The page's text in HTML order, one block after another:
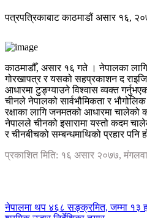
पत्रपत्रिकाबाटकाठमाडौं असार १६,
काठमाडौँ, असार १६ गते । नेपालका
गोरखापत्र र यसको सहप्रकाशन द
आधारमा टुङ्ग्याउने विश्वास व्यक्त
चीनले नेपालको सार्वभौमिकता र
रक्षाका लागि जनमतको आधारमा चालेको
नेपालले चीनको इसारामा यस्तो कदम
र चीनबीचको सम्बन्धमाथिको प्रहार
प्रकाशित मिति: १६ असार २०७७,
नेपालमा थप ४६८ सङ्क्रमित, जम्मा १३